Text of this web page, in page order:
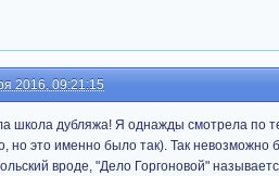
2016, 09:21:15
школа дубляжа! Я однажды смотрела по
но это именно было так). Так
вроде, "Дело Горгоновой"